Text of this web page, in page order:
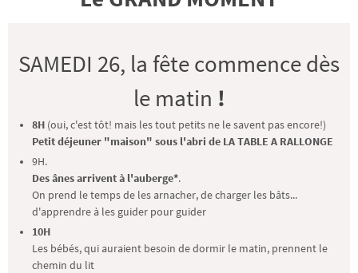
SAMEDI 26, la fête commence dès
le matin !
8H (oui, c'est tôt! mais les tout petits ne le savent pas encore!)
Petit déjeuner "maison" sous l'abri de LA TABLE A RALLONGE
9H.
Des ânes arrivent à l'auberge*.
On prend le temps de les arnacher, de charger les bâts...
d'apprendre à les guider pour guider
10H
Les bébés, qui auraient besoin de dormir le matin, prennent le
chemin du lit